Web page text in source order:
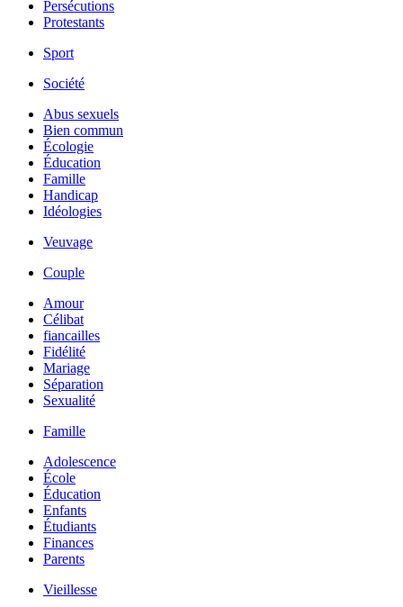
Persécutions
Protestants
Sport
Société
Abus sexuels
Bien commun
Écologie
Éducation
Famille
Handicap
Idéologies
Veuvage
Couple
Amour
Célibat
fiancailles
Fidélité
Mariage
Séparation
Sexualité
Famille
Adolescence
École
Éducation
Enfants
Étudiants
Finances
Parents
Vieillesse